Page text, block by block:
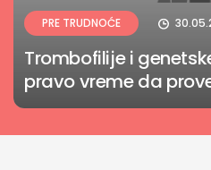
PRE TRUDNOĆE
Trombofilije i
pravo vreme da